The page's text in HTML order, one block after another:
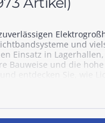
und
Einsatz in
Bauweise und die
entdecken Sie, wie